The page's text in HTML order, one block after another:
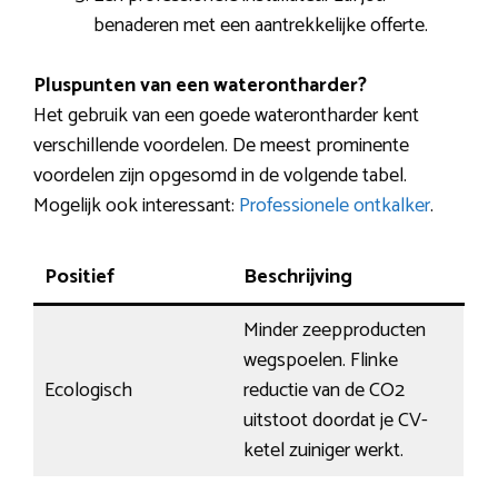
benaderen met een aantrekkelijke offerte.
Pluspunten van een waterontharder?
Het gebruik van een goede waterontharder kent
verschillende voordelen. De meest prominente
voordelen zijn opgesomd in de volgende tabel.
Mogelijk ook interessant: Professionele ontkalker.
Positief Beschrijving
Ecologisch
Minder zeepproducten
wegspoelen. Flinke
reductie van de CO2
uitstoot doordat je CV-
ketel zuiniger werkt.